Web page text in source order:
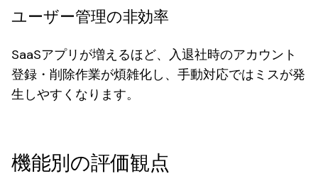
ユーザー管理の非効率
SaaSアプリが増えるほど、入退社時のアカウント
登録・削除作業が煩雑化し、手動対応ではミスが発
生しやすくなります。
機能別の評価観点